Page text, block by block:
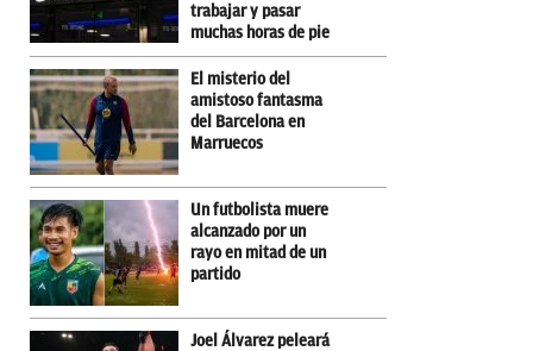
trabajar y pasar
muchas horas de pie
El misterio del
amistoso fantasma
del Barcelona en
Marruecos
Un futbolista muere
alcanzado por un
rayo en mitad de un
partido
Joel Álvarez peleará